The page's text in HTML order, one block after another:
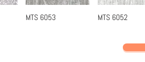
快速瀏覽
MTS 6053 快速瀏覽
MTS 6052